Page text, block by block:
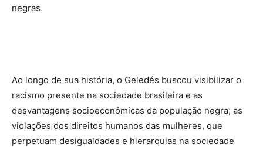
negras.
Ao longo de sua história, o Geledés buscou visibilizar o
racismo presente na sociedade brasileira e as
desvantagens socioeconômicas da população negra; as
violações dos direitos humanos das mulheres, que
perpetuam desigualdades e hierarquias na sociedade